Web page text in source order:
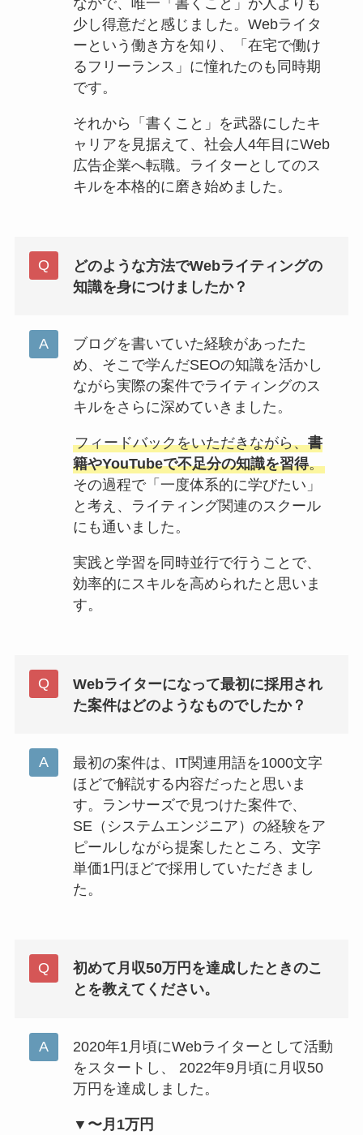
少し得意だと感じました。Webライタ
ーという働き方を知り、「在宅で働け
るフリーランス」に憧れたのも同時期
です。
それから「書くこと」を武器にしたキ
ャリアを見据えて、社会人4年目にWeb
広告企業へ転職。ライターとしてのス
キルを本格的に磨き始めました。
どのような方法でWebライティングの
知識を身につけましたか？
ブログを書いていた経験があったた
め、そこで学んだSEOの知識を活かし
ながら実際の案件でライティングのス
キルをさらに深めていきました。
フィードバックをいただきながら、書
籍やYouTubeで不足分の知識を習得。
その過程で「一度体系的に学びたい」
と考え、ライティング関連のスクール
にも通いました。
実践と学習を同時並行で行うことで、
効率的にスキルを高められたと思いま
す。
Webライターになって最初に採用され
た案件はどのようなものでしたか？
最初の案件は、IT関連用語を1000文字
ほどで解説する内容だったと思いま
す。ランサーズで見つけた案件で、
SE（システムエンジニア）の経験をア
ピールしながら提案したところ、文字
単価1円ほどで採用していただきまし
た。
初めて月収50万円を達成したときのこ
とを教えてください。
2020年1月頃にWebライターとして活動
をスタートし、 2022年9月頃に月収50
万円を達成しました。
▼〜月1万円